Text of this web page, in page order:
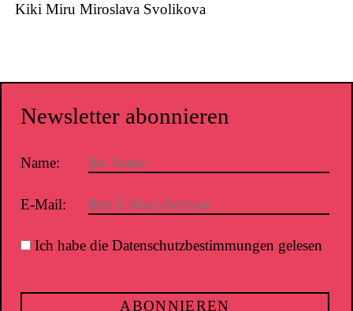
Kiki Miru Miroslava Svolikova
Newsletter abonnieren
Name:
E-Mail:
Ich habe die Datenschutzbestimmungen gelesen